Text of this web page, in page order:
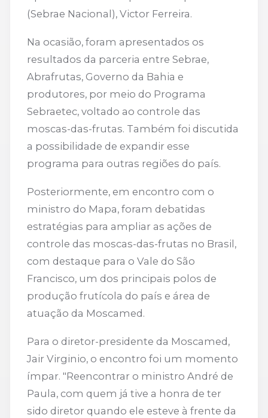
(Sebrae Nacional), Victor Ferreira.
Na ocasião, foram apresentados os
resultados da parceria entre Sebrae,
Abrafrutas, Governo da Bahia e
produtores, por meio do Programa
Sebraetec, voltado ao controle das
moscas-das-frutas. Também foi discutida
a possibilidade de expandir esse
programa para outras regiões do país.
Posteriormente, em encontro com o
ministro do Mapa, foram debatidas
estratégias para ampliar as ações de
controle das moscas-das-frutas no Brasil,
com destaque para o Vale do São
Francisco, um dos principais polos de
produção frutícola do país e área de
atuação da Moscamed.
Para o diretor-presidente da Moscamed,
Jair Virginio, o encontro foi um momento
ímpar. "Reencontrar o ministro André de
Paula, com quem já tive a honra de ter
sido diretor quando ele esteve à frente da